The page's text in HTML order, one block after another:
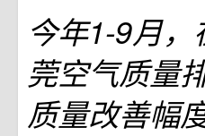
今年1-9月
莞空气质量
质量改善幅